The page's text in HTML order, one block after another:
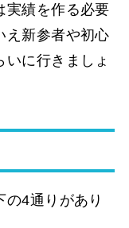
実績を作る必要
え新参者や初心
に行きましょ
の4通りがあり